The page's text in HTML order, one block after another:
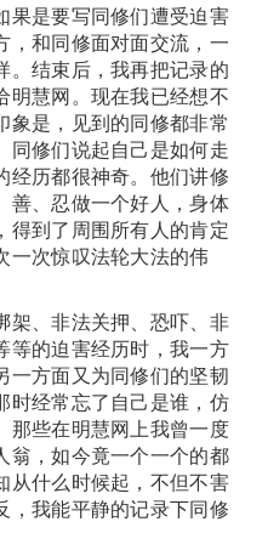
果是要写同修们遭受迫害
，和同修面对面交流，一
。结束后，我再把记录的
明慧网。现在我已经想不
象是，见到的同修都非常
同修们说起自己是如何走
经历都很神奇。他们讲修
善、忍做一个好人，身体
得到了周围所有人的肯定
一次惊叹法轮大法的伟
架、非法关押、恐吓、非
等的迫害经历时，我一方
一方面又为同修们的坚韧
时经常忘了自己是谁，仿
那些在明慧网上我曾一度
翁，如今竟一个一个的都
从什么时候起，不但不害
，我能平静的记录下同修